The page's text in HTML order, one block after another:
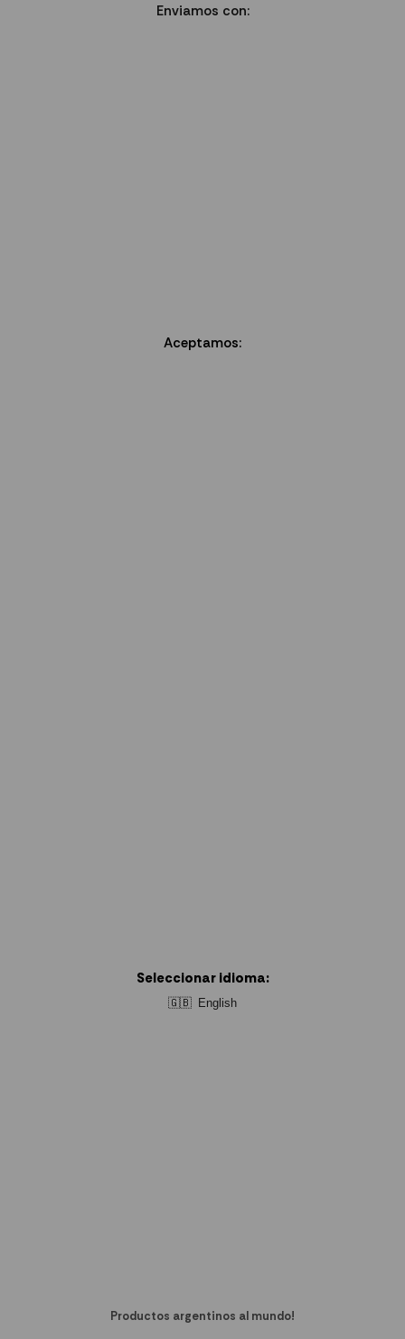
Enviamos con:
Aceptamos:
Seleccionar idioma:
🇬🇧 English
Productos argentinos al mundo!